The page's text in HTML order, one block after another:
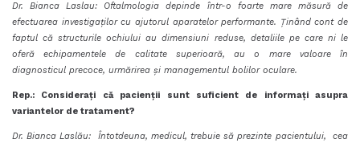
Dr. Bianca Laslau: Oftalmologia depinde într-o foarte mare măsură de
efectuarea investigaților cu ajutorul aparatelor performante. Ținând cont de
faptul că structurile ochiului au dimensiuni reduse, detaliile pe care ni le
oferă echipamentele de calitate superioară, au o mare valoare în
diagnosticul precoce, urmărirea și managementul bolilor oculare.
Rep.: Considerați că pacienții sunt suficient de informați asupra
variantelor de tratament?
Dr. Bianca Laslău: Întotdeuna, medicul, trebuie să prezinte pacientului, cea